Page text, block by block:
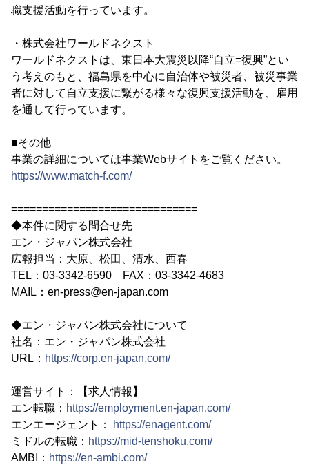
職支援活動を行っています。
・株式会社ワールドネクスト
ワールドネクストは、東日本大震災以降“自立=復興”とい
う考えのもと、福島県を中心に自治体や被災者、被災事業
者に対して自立支援に繋がる様々な復興支援活動を、雇用
を通して行っています。
■その他
事業の詳細については事業Webサイトをご覧ください。
https://www.match-f.com/
==============================
◆本件に関する問合せ先
エン・ジャパン株式会社
広報担当：大原、松田、清水、西春
TEL：03-3342-6590 FAX：03-3342-4683
MAIL：en-press@en-japan.com
◆エン・ジャパン株式会社について
社名：エン・ジャパン株式会社
URL： https://corp.en-japan.com/
運営サイト：【求人情報】
エン転職： https://employment.en-japan.com/
エンエージェント：
https://enagent.com/
ミドルの転職： https://mid-tenshoku.com/
AMBI： https://en-ambi.com/